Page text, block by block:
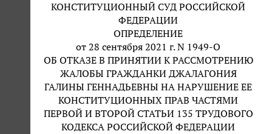
КОНСТИТУЦИОННЫЙ СУД РОССИЙСКОЙ
ФЕДЕРАЦИИ
ОПРЕДЕЛЕНИЕ
от 28 сентября 2021 г. N 1949-О
ОБ ОТКАЗЕ В ПРИНЯТИИ К РАССМОТРЕНИЮ
ЖАЛОБЫ ГРАЖДАНКИ ДЖАЛАГОНИЯ
ГАЛИНЫ ГЕННАДЬЕВНЫ НА НАРУШЕНИЕ ЕЕ
КОНСТИТУЦИОННЫХ ПРАВ ЧАСТЯМИ
ПЕРВОЙ И ВТОРОЙ СТАТЬИ 135 ТРУДОВОГО
КОДЕКСА РОССИЙСКОЙ ФЕДЕРАЦИИ